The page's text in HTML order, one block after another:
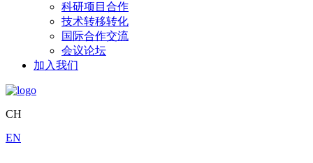
科研项目合作
技术转移转化
国际合作交流
会议论坛
加入我们
CH
EN